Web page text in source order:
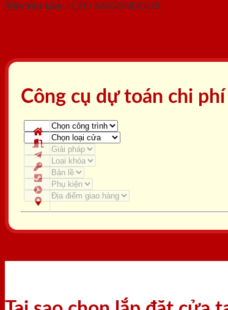
Trần Văn Lãm / CEO SAIGONDOOR
Công cụ dự toán chi